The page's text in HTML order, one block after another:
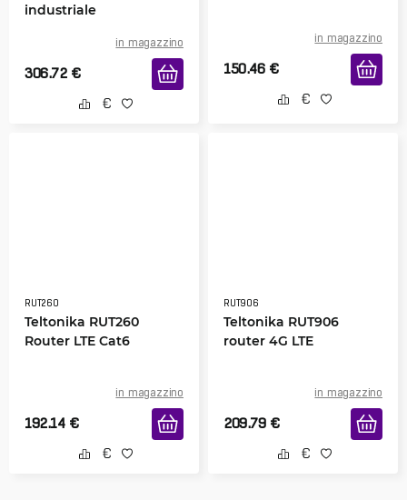
industriale
in magazzino
306.72 €
in magazzino
150.46 €
RUT260
Teltonika RUT260
Router LTE Cat6
in magazzino
192.14 €
RUT906
Teltonika RUT906
router 4G LTE
in magazzino
209.79 €